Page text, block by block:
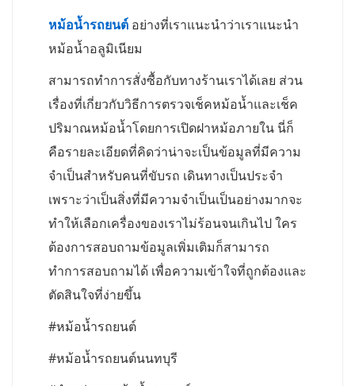
หม้อน้ำรถยนต์ อย่างที่เราแนะนำว่าเราแนะนำ
หม้อน้ำอลูมิเนียม
สามารถทำการสั่งซื้อกับทางร้านเราได้เลย ส่วน
เรื่องที่เกี่ยวกับวิธีการตรวจเช็คหม้อน้ำและเช็ค
ปริมาณหม้อน้ำโดยการเปิดฝาหม้อภายใน นี่ก็
คือรายละเอียดที่คิดว่าน่าจะเป็นข้อมูลที่มีความ
จำเป็นสำหรับคนที่ขับรถ เดินทางเป็นประจำ
เพราะว่าเป็นสิ่งที่มีความจำเป็นเป็นอย่างมากจะ
ทำให้เลือกเครื่องของเราไม่ร้อนจนเกินไป ใคร
ต้องการสอบถามข้อมูลเพิ่มเติมก็สามารถ
ทำการสอบถามได้ เพื่อความเข้าใจที่ถูกต้องและ
ตัดสินใจที่ง่ายขึ้น
#หม้อน้ำรถยนต์
#หม้อน้ำรถยนต์นนทบุรี